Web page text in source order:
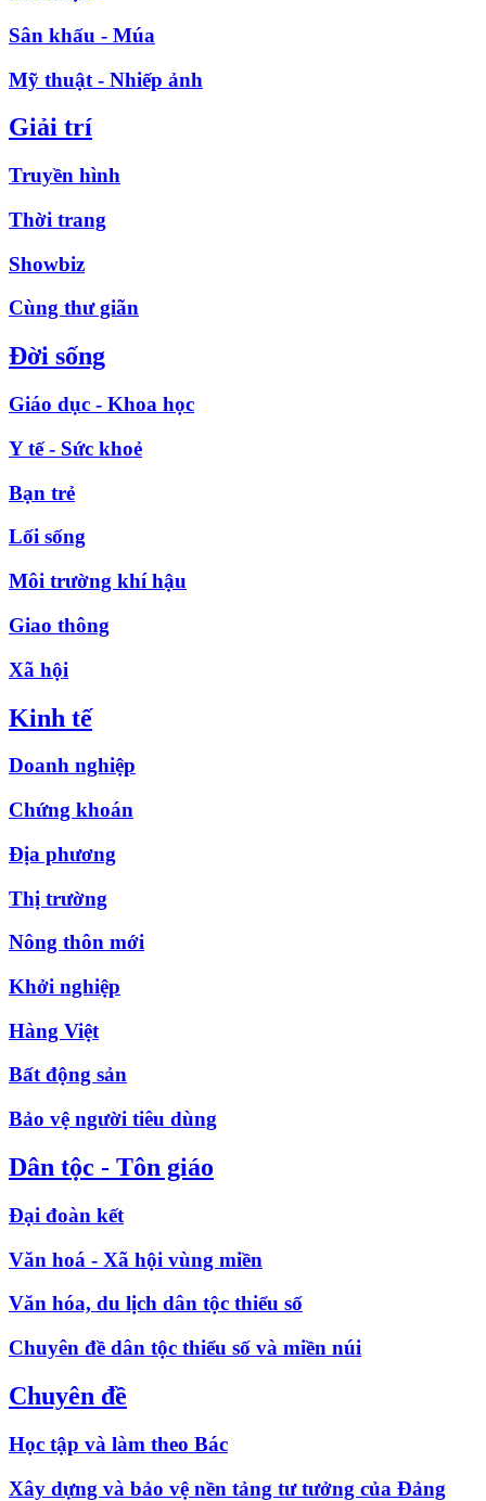
Sân khấu - Múa
Mỹ thuật - Nhiếp ảnh
Giải trí
Truyền hình
Thời trang
Showbiz
Cùng thư giãn
Đời sống
Giáo dục - Khoa học
Y tế - Sức khoẻ
Bạn trẻ
Lối sống
Môi trường khí hậu
Giao thông
Xã hội
Kinh tế
Doanh nghiệp
Chứng khoán
Địa phương
Thị trường
Nông thôn mới
Khởi nghiệp
Hàng Việt
Bất động sản
Bảo vệ người tiêu dùng
Dân tộc - Tôn giáo
Đại đoàn kết
Văn hoá - Xã hội vùng miền
Văn hóa, du lịch dân tộc thiểu số
Chuyên đề dân tộc thiểu số và miền núi
Chuyên đề
Học tập và làm theo Bác
Xây dựng và bảo vệ nền tảng tư tưởng của Đảng